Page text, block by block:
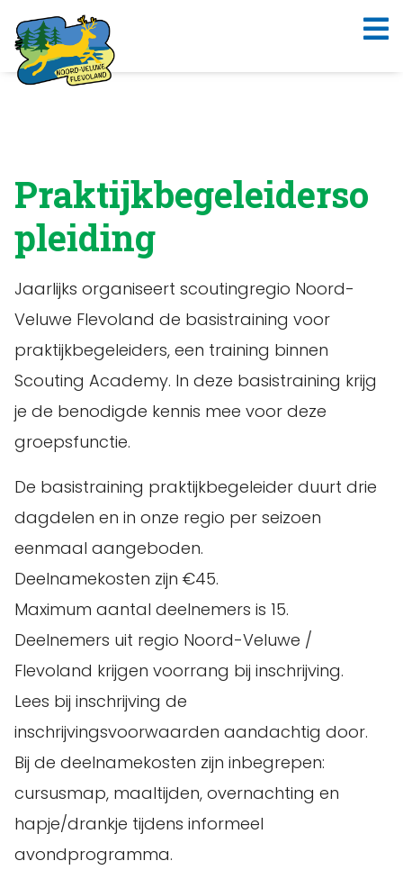
Praktijkbegeleiderso
pleiding
Jaarlijks organiseert scoutingregio Noord-
Veluwe Flevoland de basistraining voor
praktijkbegeleiders, een training binnen
Scouting Academy. In deze basistraining krijg
je de benodigde kennis mee voor deze
groepsfunctie.
De basistraining praktijkbegeleider duurt drie
dagdelen en in onze regio per seizoen
eenmaal aangeboden.
Deelnamekosten zijn €45.
Maximum aantal deelnemers is 15.
Deelnemers uit regio Noord-Veluwe /
Flevoland krijgen voorrang bij inschrijving.
Lees bij inschrijving de
inschrijvingsvoorwaarden aandachtig door.
Bij de deelnamekosten zijn inbegrepen:
cursusmap, maaltijden, overnachting en
hapje/drankje tijdens informeel
avondprogramma.